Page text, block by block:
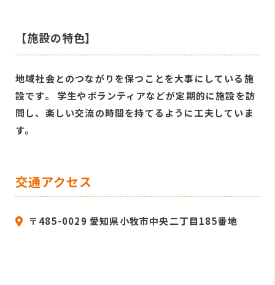
【施設の特色】
地域社会とのつながりを保つことを大事にしている施
設です。 学生やボランティアなどが定期的に施設を訪
問し、楽しい交流の時間を持てるように工夫していま
す。
交通アクセス
〒485-0029 愛知県小牧市中央二丁目185番地